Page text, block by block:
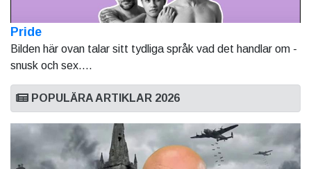
Pride
Bilden här ovan talar sitt tydliga språk vad det handlar om -
snusk och sex....
POPULÄRA ARTIKLAR 2026